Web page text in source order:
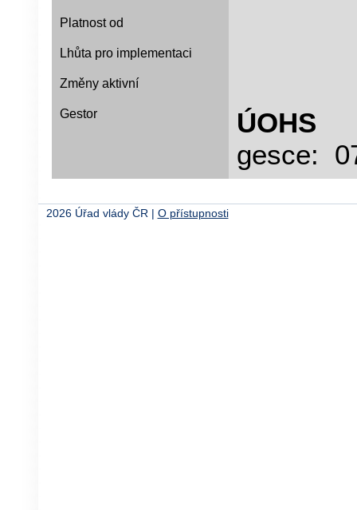
Platnost od
Lhůta pro implementaci
Změny aktivní
Gestor ÚOHS
gesce:
2026 Úřad vlády ČR | O přístupnosti